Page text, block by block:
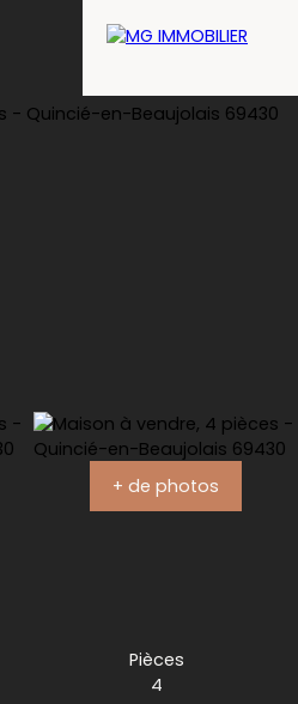
+ de photos
Pièces
4